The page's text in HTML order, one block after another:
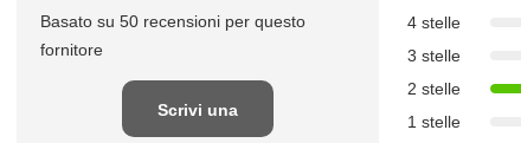
Basato su 50 recensioni per questo
fornitore
Scrivi una
4 stelle
3 stelle
2 stelle
1 stelle